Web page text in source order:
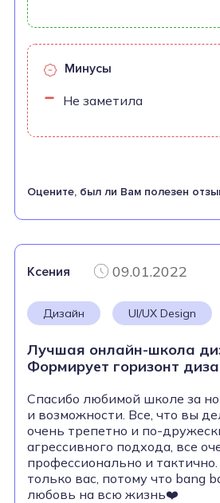
Минусы
Не заметила
Оцените, был ли Вам полезен
Ксения 09.01.2022
Дизайн UI/UX Design
Лучшая онлайн-школа
Формирует горизонт
Спасибо любимой школе за
и возможности. Все, что вы
очень трепетно и по-
агрессивного подхода, все
профессионально и
только вас, потому что bang
любовь на всю жизнь❤️